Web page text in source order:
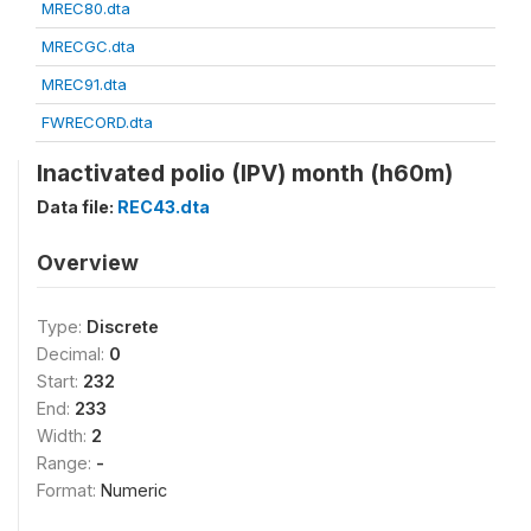
MREC80.dta
MRECGC.dta
MREC91.dta
FWRECORD.dta
Inactivated polio (IPV) month (h60m)
Data file: REC43.dta
Overview
Type: Discrete
Decimal: 0
Start: 232
End: 233
Width: 2
Range: -
Format: Numeric